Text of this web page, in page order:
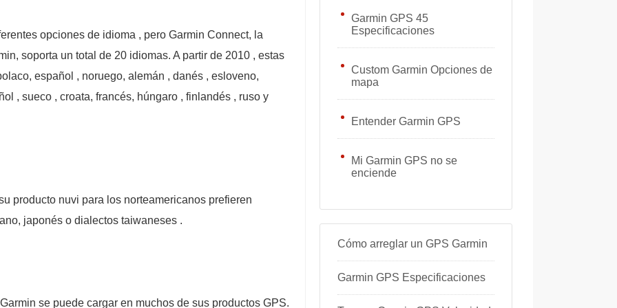
opciones de idioma , pero Garmin Connect, la
soporta un total de 20 idiomas. A partir de 2010 , estas
español , noruego, alemán , danés , esloveno,
, sueco , croata, francés, húngaro , finlandés , ruso y
producto nuvi para los norteamericanos prefieren
japonés o dialectos taiwaneses .
se puede cargar en muchos de sus productos GPS.
Garmin GPS 45
Especificaciones
Custom Garmin Opciones de
mapa
Entender Garmin GPS
Mi Garmin GPS no se
enciende
Cómo arreglar un GPS Garmin
Garmin GPS Especificaciones